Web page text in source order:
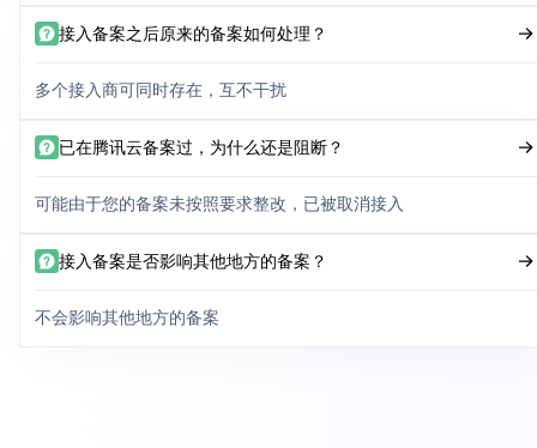
接入备案之后原来的备案如何处理？
多个接入商可同时存在，互不干扰
已在腾讯云备案过，为什么还是阻断？
可能由于您的备案未按照要求整改，已被取消接入
接入备案是否影响其他地方的备案？
不会影响其他地方的备案